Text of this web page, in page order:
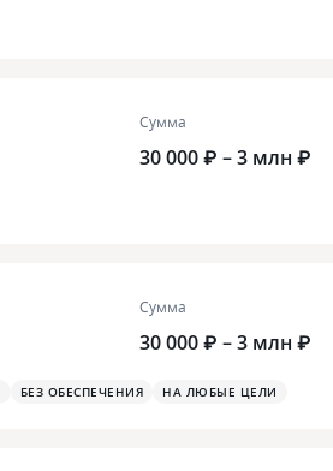
Сумма
30 000 ₽ – 3 млн ₽
Сумма
30 000 ₽ – 3 млн ₽
БЕЗ ОБЕСПЕЧЕНИЯ НА ЛЮБЫЕ ЦЕЛИ